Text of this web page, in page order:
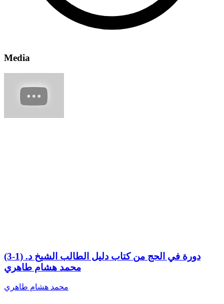
Media
(3-1) دورة في الحج من كتاب دليل الطالب الشيخ د.
محمد هشام طاهري
محمد هشام طاهري